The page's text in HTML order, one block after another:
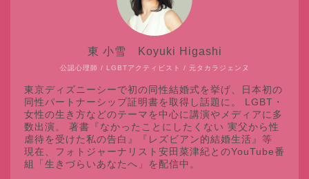
公認心理師 / LGBTアクティビスト / 元タカラジェンヌ
東 小雪 Koyuki Higashi
東京ディズニーシーで初の同性結婚式を挙げ、日本初の
同性パートナーシップ証明書を取得し話題に。 LGBT・
女性の生き方などのテーマを中心に講演やメディアに多
数出演。 著書『なかったことにしたくない 実父から性
虐待を受けた私の告白』『レズビアン的結婚生活』等
現在、フォトジャーナリスト安田菜津紀とのYouTube番
組「生きづらいあなたへ」を配信中。